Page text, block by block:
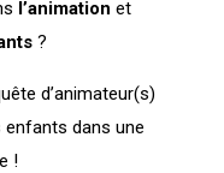
l’animation et
?
d’animateur(s)
dans une
!